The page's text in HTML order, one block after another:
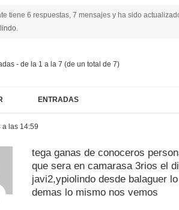
tiene 6 respuestas, 7 mensajes y ha sido
.
- de la 1 a la 7 (de un total de 7)
ENTRADAS
a las 14:59
tega ganas de conoceros
que sera en camarasa 3rios el
javi2,ypiolindo desde balaguer
demas lo mismo nos vemos